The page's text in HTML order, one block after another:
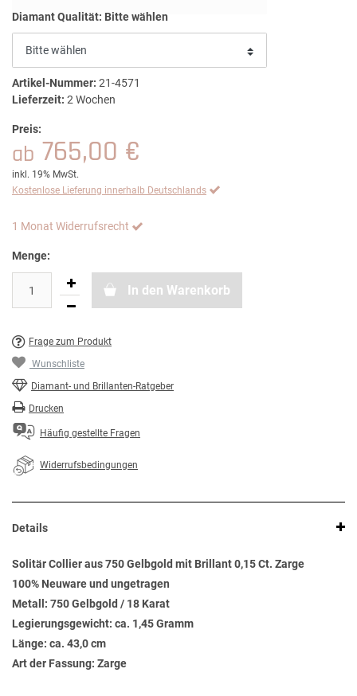
Diamant Qualität: Bitte wählen
Artikel-Nummer: 21-4571
Lieferzeit: 2 Wochen
Preis:
ab 765,00 €
inkl. 19% MwSt.
Kostenlose Lieferung innerhalb Deutschlands
1 Monat Widerrufsrecht
Menge:
In den Warenkorb
Frage zum Produkt
Wunschliste
Diamant- und Brillanten-Ratgeber
Drucken
Häufig gestellte Fragen
Widerrufsbedingungen
Details
Solitär Collier aus 750 Gelbgold mit Brillant 0,15 Ct. Zarge
100% Neuware und ungetragen
Metall: 750 Gelbgold / 18 Karat
Legierungsgewicht: ca. 1,45 Gramm
Länge: ca. 43,0 cm
Art der Fassung: Zarge